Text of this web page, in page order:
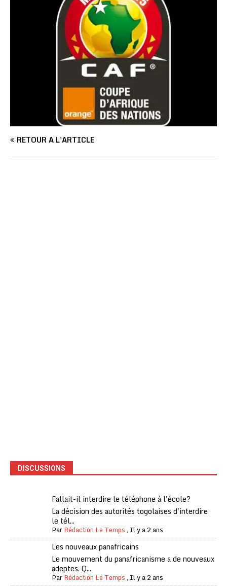
RETOUR À L'ARTICLE
DISCUSSIONS
Fallait-il interdire le téléphone à l'école?
La décision des autorités togolaises d'interdire
le tél...
ParRédaction Le Temps, Il y a 2 ans
Les nouveaux panafricains
Le mouvement du panafricanisme a de nouveaux
adeptes. Q...
ParRédaction Le Temps, Il y a 2 ans